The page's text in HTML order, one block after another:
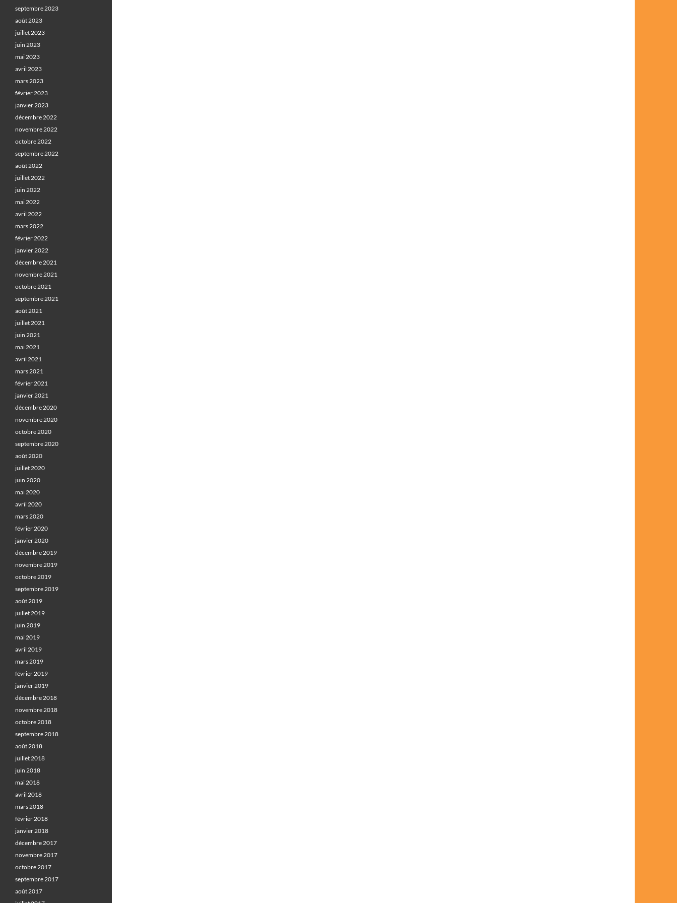
septembre 2023
août 2023
juillet 2023
juin 2023
mai 2023
avril 2023
mars 2023
février 2023
janvier 2023
décembre 2022
novembre 2022
octobre 2022
septembre 2022
août 2022
juillet 2022
juin 2022
mai 2022
avril 2022
mars 2022
février 2022
janvier 2022
décembre 2021
novembre 2021
octobre 2021
septembre 2021
août 2021
juillet 2021
juin 2021
mai 2021
avril 2021
mars 2021
février 2021
janvier 2021
décembre 2020
novembre 2020
octobre 2020
septembre 2020
août 2020
juillet 2020
juin 2020
mai 2020
avril 2020
mars 2020
février 2020
janvier 2020
décembre 2019
novembre 2019
octobre 2019
septembre 2019
août 2019
juillet 2019
juin 2019
mai 2019
avril 2019
mars 2019
février 2019
janvier 2019
décembre 2018
novembre 2018
octobre 2018
septembre 2018
août 2018
juillet 2018
juin 2018
mai 2018
avril 2018
mars 2018
février 2018
janvier 2018
décembre 2017
novembre 2017
octobre 2017
septembre 2017
août 2017